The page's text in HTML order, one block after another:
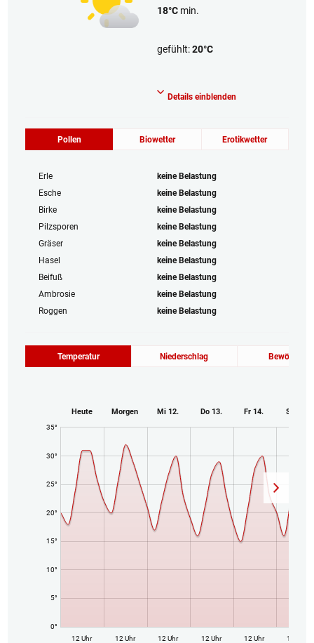
18°C min.
gefühlt:20°C
Details einblenden
Pollen Biowetter Erotikwetter
Erle
keine Belastung
Esche
keine Belastung
Birke
keine Belastung
Pilzsporen
keine Belastung
Gräser
keine Belastung
Hasel
keine Belastung
Beifuß
keine Belastung
Ambrosie
keine Belastung
Roggen
keine Belastung
Temperatur Niederschlag Bewölkung
Heute Morgen Mi 12. Do 13. Fr 14. Sa 15.
0°
5°
10°
15°
20°
25°
30°
35°
12 Uhr 12 Uhr 12 Uhr 12 Uhr 12 Uhr 12 Uhr